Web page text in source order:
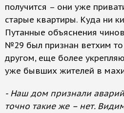
получится – они уже
старые квартиры. Куда ни
Путанные объяснения
№29 был признан ветхим
другом, еще более
уже бывших жителей в
- Наш дом признали
точно такие же – нет.